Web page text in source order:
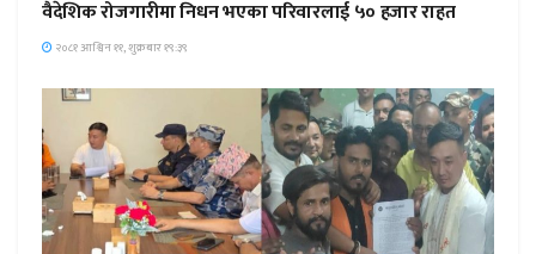
वैदेशिक रोजगारीमा निधन भएका परिवारलाई ५० हजार राहत
२०८१ आश्विन ११, शुक्रबार १९:३९